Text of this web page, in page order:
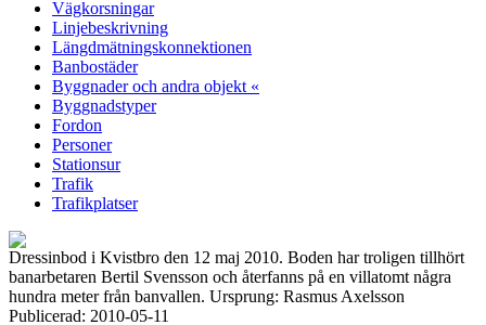
Vägkorsningar
Linjebeskrivning
Längdmätningskonnektionen
Banbostäder
Byggnader och andra objekt «
Byggnadstyper
Fordon
Personer
Stationsur
Trafik
Trafikplatser
Dressinbod i Kvistbro den 12 maj 2010. Boden har troligen tillhört
banarbetaren Bertil Svensson och återfanns på en villatomt några
hundra meter från banvallen. Ursprung: Rasmus Axelsson
Publicerad: 2010-05-11